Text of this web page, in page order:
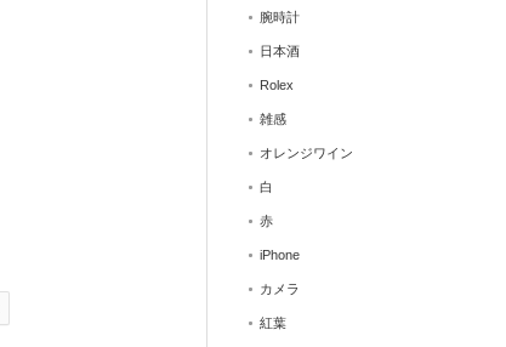
腕時計
日本酒
Rolex
雑感
オレンジワイン
白
赤
iPhone
カメラ
紅葉